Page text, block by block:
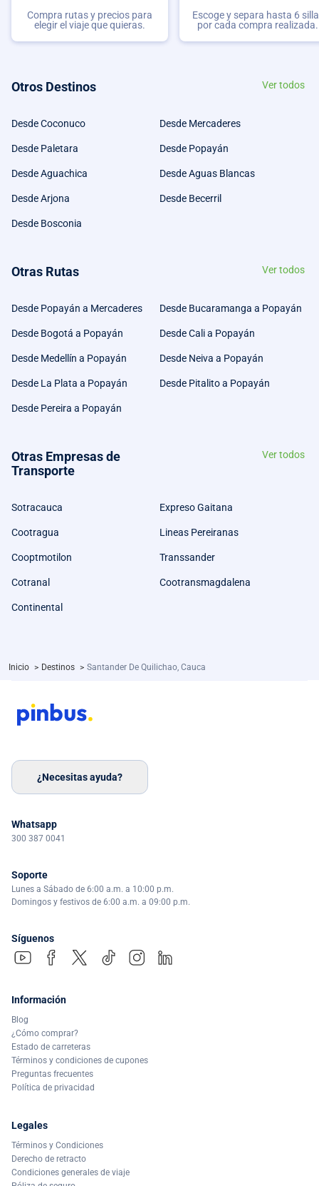
Compra rutas y precios para
elegir el viaje que quieras.
Escoge y separa hasta 6
por cada compra realizada.
Otros Destinos Ver todos
Desde Coconuco Desde Mercaderes
Desde Paletara Desde Popayán
Desde Aguachica Desde Aguas Blancas
Desde Arjona Desde Becerril
Desde Bosconia
Otras Rutas Ver todos
Desde Popayán a Mercaderes Desde Bucaramanga a Popayán
Desde Bogotá a Popayán Desde Cali a Popayán
Desde Medellín a Popayán Desde Neiva a Popayán
Desde La Plata a Popayán Desde Pitalito a Popayán
Desde Pereira a Popayán
Otras Empresas de
Transporte
Ver todos
Sotracauca Expreso Gaitana
Cootragua Lineas Pereiranas
Cooptmotilon Transsander
Cotranal Cootransmagdalena
Continental
Inicio > Destinos > Santander De Quilichao, Cauca
¿Necesitas ayuda?
Whatsapp
300 387 0041
Soporte
Lunes a Sábado de 6:00 a.m. a 10:00 p.m.
Domingos y festivos de 6:00 a.m. a 09:00 p.m.
Síguenos
Información
Blog
¿Cómo comprar?
Estado de carreteras
Términos y condiciones de cupones
Preguntas frecuentes
Política de privacidad
Legales
Términos y Condiciones
Derecho de retracto
Condiciones generales de viaje